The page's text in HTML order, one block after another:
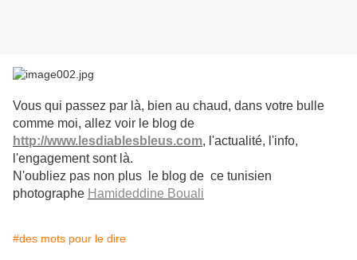
Vous qui passez par là, bien au chaud, dans votre bulle
comme moi, allez voir le blog de
http://www.lesdiablesbleus.com, l'actualité, l'info,
l'engagement sont là.
N'oubliez pas non plus le blog de ce tunisien
photographe Hamideddine Bouali
#des mots pour le dire